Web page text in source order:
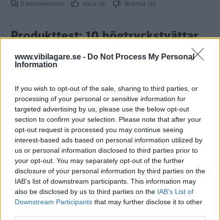
www.vibilagare.se - Do Not Process My Personal
Information
If you wish to opt-out of the sale, sharing to third parties, or
processing of your personal or sensitive information for
targeted advertising by us, please use the below opt-out
section to confirm your selection. Please note that after your
opt-out request is processed you may continue seeing
interest-based ads based on personal information utilized by
us or personal information disclosed to third parties prior to
your opt-out. You may separately opt-out of the further
disclosure of your personal information by third parties on the
IAB’s list of downstream participants. This information may
also be disclosed by us to third parties on the IAB’s List of
Downstream Participants that may further disclose it to other
0 kommentarer Gasa (3) Bromsa (2)
Produkttest: 10 högtryckstvättar
PRODUKTTEST 6 augusti 2007 Nu är det högsäsong för
högtryckstvättar, roliga och nyttiga maskiner för rengöring
Bilägare har provat tio aktuella högtryckstvättar från fem
leverantörer.
0 kommentarer Gasa (2) Bromsa (2)
Produkttest: Magellan RoadMate
2200T
PRODUKTTEST 16 maj 2007
Magellans nya bilnavigator
Roadmate 2200T har möjlighet att växa med uppgiften. Med
kompletteringar kan den också användas i båten eller på
skogspromenaden. Som bilnavigator fungerar den mycket